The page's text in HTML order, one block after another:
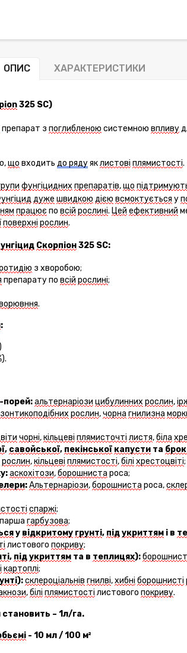
ОПИС ХАРАКТЕРИСТИКИ
325 SC)
препарат з поглибленою системною впливу
,що входить до рядуяклистові плямистості.
фунгіцидних препаратів,що
дуже швидкою дією всмоктується у
працює по всій рослині. Цей ефективний
поверхні рослин.
Скорпіон325 SC:
з хворобою;
препарату по всій рослині;
.
:
-порей:альтернаріози цибулинних рослин,
зонтикоподібних рослин,чорна гнилизна
чорні,кільцеві плямисточті листя,біла
, савойської, пекінської капусти та
рослин,кільцеві плямистості,білі хрестоцвіті;
у:аскохітози,борошниста роса;
и:Альтернаріози,борошниста роса,
ості спаржі;
гарбузова;
у відкритому грунті, підукриттям і в
листового покриву;
, підукриттям та в теплицях):
картоплі;
):склероціальнів гнилві,хибні борошнисті
и,білі плямистості листового покриву.
– 1л/га.
- 10 мл / 100 м²